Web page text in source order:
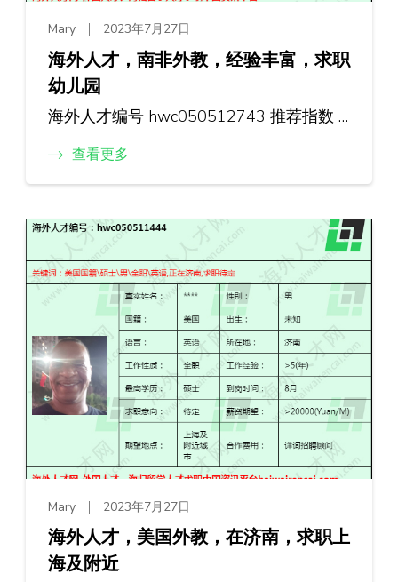
Mary 2023年7月27日
海外人才，南非外教，经验丰富，求职
幼儿园
海外人才编号 hwc050512743 推荐指数 …
查看更多
Mary 2023年7月27日
海外人才，美国外教，在济南，求职上
海及附近